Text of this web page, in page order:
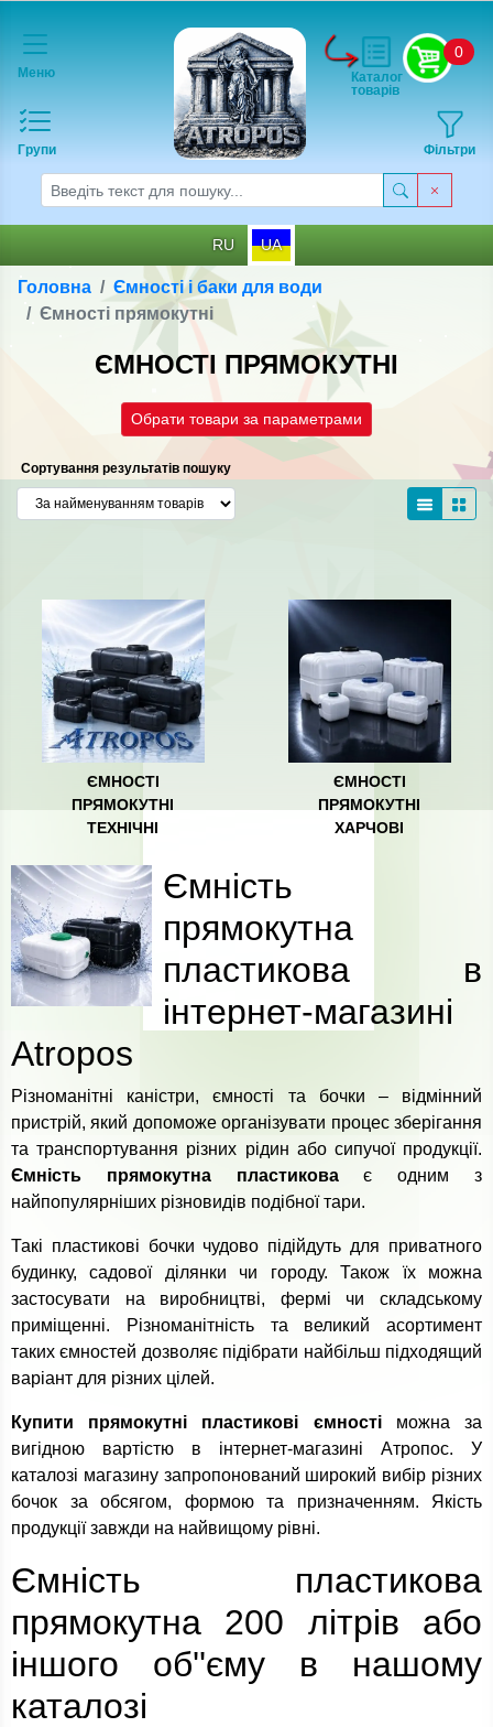
Меню
Групи
0
Фільтри
Каталог
товарів
RU UA
Головна
Ємності і баки для води
Ємності прямокутні
ЄМНОСТІ ПРЯМОКУТНІ
Обрати товари за параметрами
Сортування результатів пошуку
ЄМНОСТІ
ПРЯМОКУТНІ
ТЕХНІЧНІ
ЄМНОСТІ
ПРЯМОКУТНI
ХАРЧОВI
Ємність
прямокутна
пластикова в
інтернет-магазині
Atropos
Різноманітні каністри, ємності та бочки – відмінний
пристрій, який допоможе організувати процес зберігання
та транспортування різних рідин або сипучої продукції.
Ємність прямокутна пластиковає одним з
найпопулярніших різновидів подібної тари.
Такі пластикові бочки чудово підійдуть для приватного
будинку, садової ділянки чи городу. Також їх можна
застосувати на виробництві, фермі чи складському
приміщенні. Різноманітність та великий асортимент
таких ємностей дозволяє підібрати найбільш підходящий
варіант для різних цілей.
Купити прямокутні пластикові ємностіможна за
вигідною вартістю в інтернет-магазині Атропос. У
каталозі магазину запропонований широкий вибір різних
бочок за обсягом, формою та призначенням. Якість
продукції завжди на найвищому рівні.
Ємність пластикова
прямокутна 200 літрів або
іншого об''єму в нашому
каталозі